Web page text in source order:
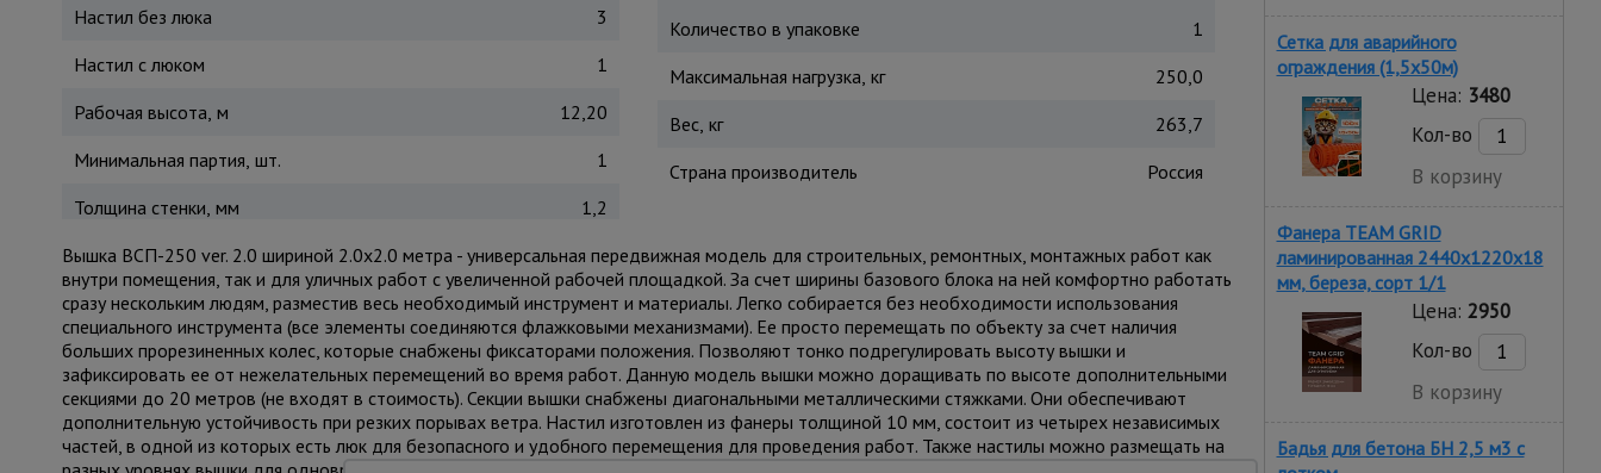
Настил без люка
3
Настил с люком
1
Рабочая высота, м
12,20
Минимальная партия, шт.
1
Толщина стенки, мм
1,2
Количество в упаковке
1
Максимальная нагрузка, кг
250,0
Вес, кг
263,7
Страна производитель
Россия
Вышка ВСП-250 ver. 2.0 шириной 2.0х2.0 метра - универсальная передвижная модель для строительных, ремонтных, монтажных работ как
внутри помещения, так и для уличных работ с увеличенной рабочей площадкой. За счет ширины базового блока на ней комфортно работать
сразу нескольким людям, разместив весь необходимый инструмент и материалы. Легко собирается без необходимости использования
специального инструмента (все элементы соединяются флажковыми механизмами). Ее просто перемещать по объекту за счет наличия
больших прорезиненных колес, которые снабжены фиксаторами положения. Позволяют тонко подрегулировать высоту вышки и
зафиксировать ее от нежелательных перемещений во время работ. Данную модель вышки можно доращивать по высоте дополнительными
секциями до 20 метров (не входят в стоимость). Секции вышки снабжены диагональными металлическими стяжками. Они обеспечивают
дополнительную устойчивость при резких порывах ветра. Настил изготовлен из фанеры толщиной 10 мм, состоит из четырех независимых
частей, в одной из которых есть люк для безопасного и удобного перемещения для проведения работ. Также настилы можно размещать на
Сетка для аварийного
ограждения (1,5х50м)
Цена: 3480
Кол-во
В корзину
Фанера TEAM GRID
ламинированная 2440х1220х18
мм, береза, сорт 1/1
Цена: 2950
Кол-во
В корзину
Бадья для бетона БН 2,5 м3 с